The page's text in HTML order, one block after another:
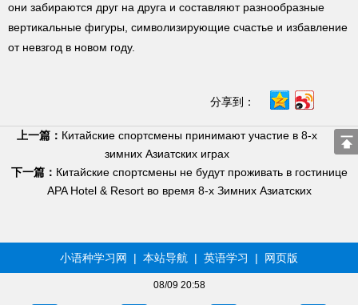
они забираются друг на друга и составляют разнообразные
вертикальные фигуры, символизирующие счастье и избавление
от невзгод в новом году.
分享到：
上一篇： Китайские спортсмены принимают участие в 8-х
зимних Азиатских играх
下一篇： Китайские спортсмены не будут проживать в гостинице
APA Hotel & Resort во время 8-х Зимних Азиатских
小语种学习网 | 本站导航 | 英语学习 | 网页版
08/09 20:58